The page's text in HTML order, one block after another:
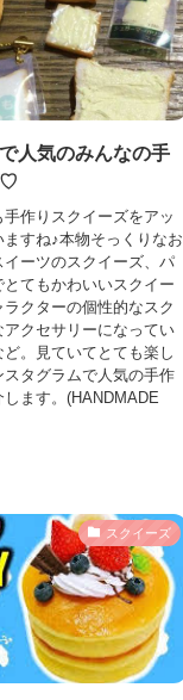
人気のみんなの手
♡
作りスクイーズをアッ
すね♪本物そっくりなお
ーツのスクイーズ、パ
てもかわいいスクイー
クターの個性的なスク
クセサリーになってい
。見ていてとても楽し
タグラムで人気の手作
ます。(HANDMADE
スクイーズ